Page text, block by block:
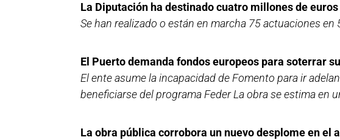
La Diputación ha destinado cuatro millones de
Se han realizado o están en marcha 75 actuaciones
El Puerto demanda fondos europeos para soterrar
El ente asume la incapacidad de Fomento para ir
beneficiarse del programa Feder La obra se estima en
La obra pública corrobora un nuevo desplome en el